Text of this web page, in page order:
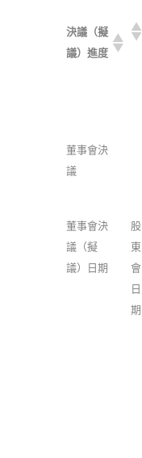
決議（擬
議）進度
董事會決
議
董事會決
議（擬
議）日期
股
東
會
日
期